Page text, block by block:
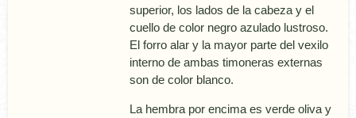
superior, los lados de la cabeza y el
cuello de color negro azulado lustroso.
El forro alar y la mayor parte del vexilo
interno de ambas timoneras externas
son de color blanco.
La hembra por encima es verde oliva y